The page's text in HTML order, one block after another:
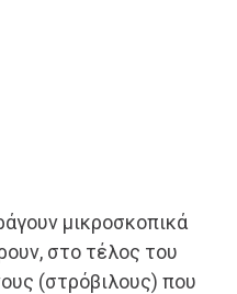
μικροσκοπικά
στο τέλος του
(στρόβιλους) που